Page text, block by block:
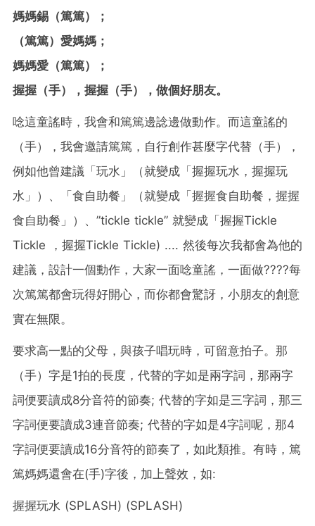
媽媽錫（篤篤）；
（篤篤）愛媽媽；
媽媽愛（篤篤）；
握握（手），握握（手），做個好朋友。
唸這童謠時，我會和篤篤邊諗邊做動作。而這童謠的
（手），我會邀請篤篤，自行創作甚麼字代替（手），
例如他曾建議「玩水」（就變成「握握玩水，握握玩
水」）、「食自助餐」（就變成「握握食自助餐，握握
食自助餐」）、”tickle tickle” 就變成「握握Tickle
Tickle ，握握Tickle Tickle) .... 然後每次我都會為他的
建議，設計一個動作，大家一面唸童謠，一面做????每
次篤篤都會玩得好開心，而你都會驚訝，小朋友的創意
實在無限。
要求高一點的父母，與孩子唱玩時，可留意拍子。那
（手）字是1拍的長度，代替的字如是兩字詞，那兩字
詞便要讀成8分音符的節奏; 代替的字如是三字詞，那三
字詞便要讀成3連音節奏; 代替的字如是4字詞呢，那4
字詞便要讀成16分音符的節奏了，如此類推。有時，篤
篤媽媽還會在(手)字後，加上聲效，如:
握握玩水 (SPLASH) (SPLASH)